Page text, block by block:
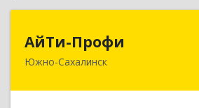
АйТи-Профи
Южно-Сахалинск693023, Сахалинская